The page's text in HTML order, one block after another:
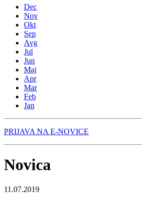
Dec
Nov
Okt
Sep
Avg
Jul
Jun
Maj
Apr
Mar
Feb
Jan
PRIJAVA NA E-NOVICE
Novica
11.07.2019